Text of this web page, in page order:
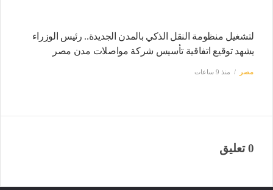
لتشغيل منظومة النقل الذكي بالمدن الجديدة.. رئيس الوزراء
يشهد توقيع اتفاقية تأسيس شركة مواصلات مدن مصر
مصر منذ 9 ساعات
0 تعليق